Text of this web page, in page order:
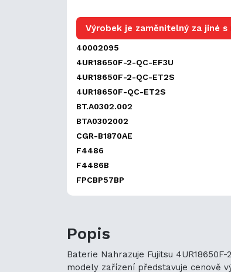
Výrobek je zaměnitelný za jiné
40002095
4UR18650F-2-QC-EF3U
4UR18650F-2-QC-ET2S
4UR18650F-QC-ET2S
BT.A0302.002
BTA0302002
CGR-B1870AE
F4486
F4486B
FPCBP57BP
Popis
Baterie Nahrazuje Fujitsu
modely zařízení představuje cenově